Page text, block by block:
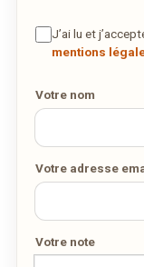
J’ai lu et
mentions
Votre nom
Votre adresse
Votre note